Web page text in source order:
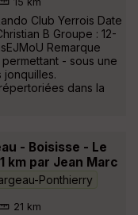
Club Yerrois Date
B Groupe : 12-
Remarque
- sous une
jonquilles.
dans la
- Boisisse - Le
km par Jean Marc
Ponthierry
21 km